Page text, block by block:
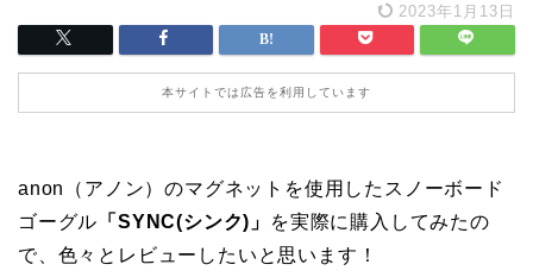
2023年1月13日
本サイトでは広告を利用しています
anon（アノン）のマグネットを使用したスノーボード
ゴーグル 「SYNC(シンク)」
を実際に購入してみたの
で、色々とレビューしたいと思います！